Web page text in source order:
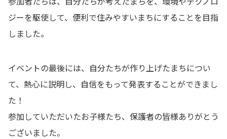
ジーを駆使して、便利で住みやすいまちにすることを目指
しました。
イベントの最後には、自分たちが作り上げたまちについ
て、熱心に説明し、自信をもって発表することができまし
た！
参加していただいたお子様たち、保護者の皆様ありがとう
ございました。